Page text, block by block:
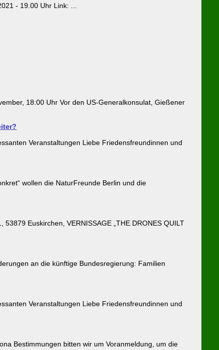
- 19.00 Uhr Link: ...
18:00 Uhr Vor den US-Generalkonsulat, Gießener
Veranstaltungen Liebe Friedensfreundinnen und
wollen die NaturFreunde Berlin und die
Euskirchen, VERNISSAGE „THE DRONES QUILT
an die künftige Bundesregierung: Familien
Veranstaltungen Liebe Friedensfreundinnen und
Bestimmungen bitten wir um Voranmeldung, um die